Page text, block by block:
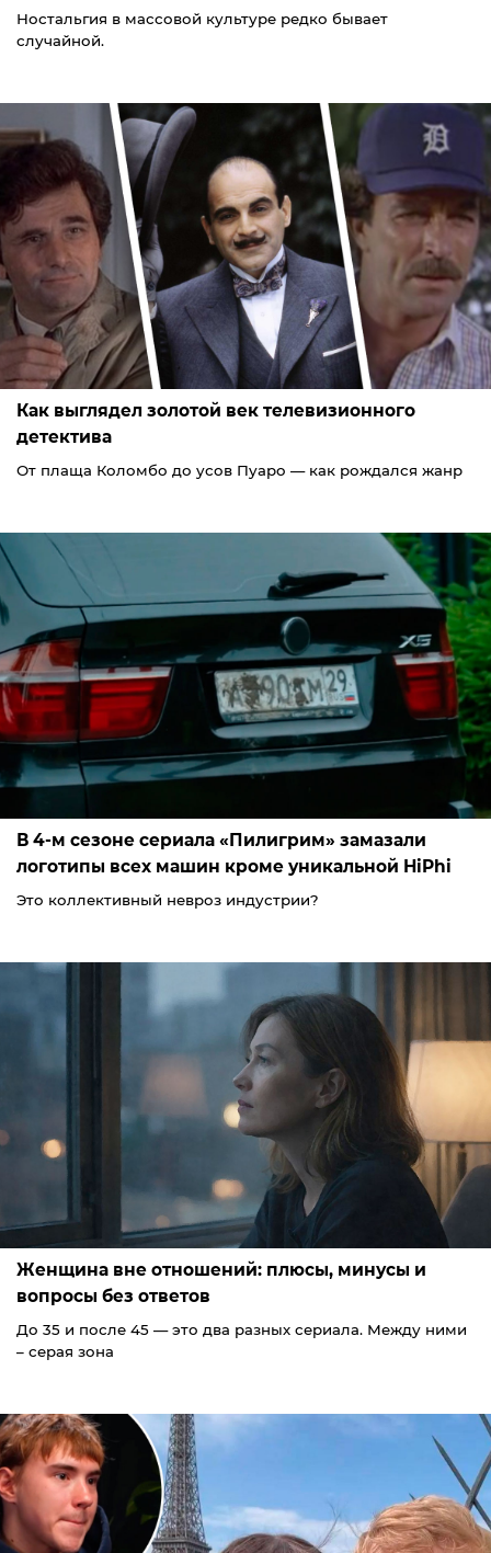
Ностальгия в массовой культуре редко бывает
случайной.
Как выглядел золотой век телевизионного
детектива
От плаща Коломбо до усов Пуаро — как рождался жанр
В 4-м сезоне сериала «Пилигрим» замазали
логотипы всех машин кроме уникальной HiPhi
Это коллективный невроз индустрии?
Женщина вне отношений: плюсы, минусы и
вопросы без ответов
До 35 и после 45 — это два разных сериала. Между ними
– серая зона